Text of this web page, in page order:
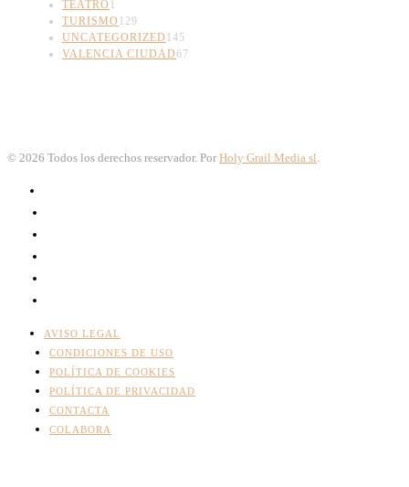
TEATRO 1
TURISMO 129
UNCATEGORIZED 145
VALENCIA CIUDAD67
© 2026 Todos los derechos reservador. Por Holy Grail Media sl
AVISO LEGAL
CONDICIONES DE USO
POLÍTICA DE COOKIES
POLÍTICA DE PRIVACIDAD
CONTACTA
COLABORA